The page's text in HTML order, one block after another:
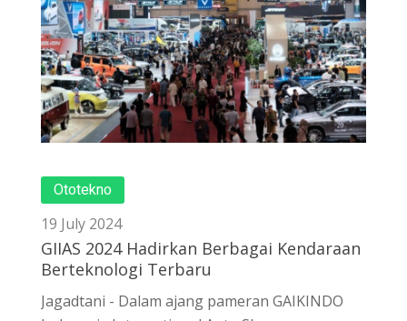
Ototekno
19 July 2024
GIIAS 2024 Hadirkan Berbagai Kendaraan
Berteknologi Terbaru
Jagadtani - Dalam ajang pameran GAIKINDO